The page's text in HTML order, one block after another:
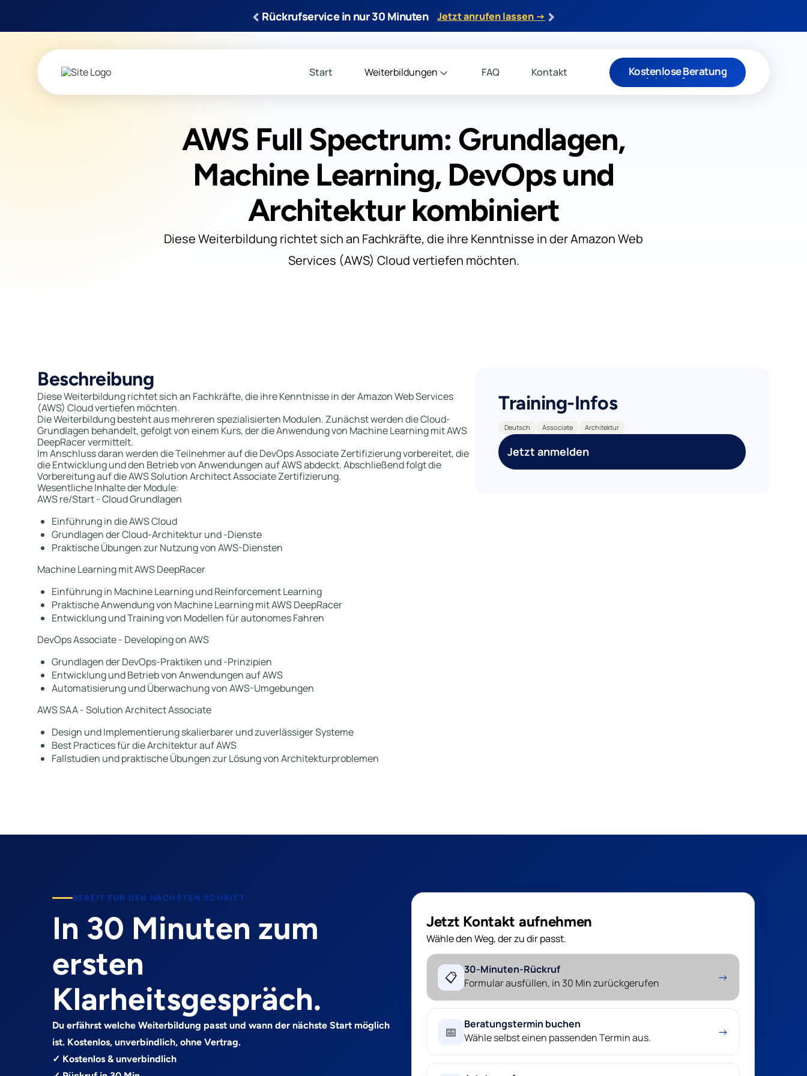
‹ Rückrufservice in nur 30 Minuten Jetzt anrufen lassen →›
Start Weiterbildungen FAQ Kontakt Kostenlose Beratung
Jetzt anfragen
AWS Full Spectrum: Grundlagen,
Machine Learning, DevOps und
Architektur kombiniert
Diese Weiterbildung richtet sich an Fachkräfte, die ihre Kenntnisse in der Amazon Web
Services (AWS) Cloud vertiefen möchten.
Beschreibung
Diese Weiterbildung richtet sich an Fachkräfte, die ihre Kenntnisse in der Amazon Web Services
(AWS) Cloud vertiefen möchten.
Die Weiterbildung besteht aus mehreren spezialisierten Modulen. Zunächst werden die Cloud-
Grundlagen behandelt, gefolgt von einem Kurs, der die Anwendung von Machine Learning mit AWS
DeepRacer vermittelt.
Im Anschluss daran werden die Teilnehmer auf die DevOps Associate Zertifizierung vorbereitet, die
die Entwicklung und den Betrieb von Anwendungen auf AWS abdeckt. Abschließend folgt die
Vorbereitung auf die AWS Solution Architect Associate Zertifizierung.
Wesentliche Inhalte der Module:
AWS re/Start - Cloud Grundlagen
Einführung in die AWS Cloud
Grundlagen der Cloud-Architektur und -Dienste
Praktische Übungen zur Nutzung von AWS-Diensten
Machine Learning mit AWS DeepRacer
Einführung in Machine Learning und Reinforcement Learning
Praktische Anwendung von Machine Learning mit AWS DeepRacer
Entwicklung und Training von Modellen für autonomes Fahren
DevOps Associate - Developing on AWS
Grundlagen der DevOps-Praktiken und -Prinzipien
Entwicklung und Betrieb von Anwendungen auf AWS
Automatisierung und Überwachung von AWS-Umgebungen
AWS SAA - Solution Architect Associate
Design und Implementierung skalierbarer und zuverlässiger Systeme
Best Practices für die Architektur auf AWS
Fallstudien und praktische Übungen zur Lösung von Architekturproblemen
Training-Infos
Deutsch Associate Architektur
Jetzt anmelden
BEREIT FUR DEN NACHSTEN SCHRITT
In 30 Minuten zum
ersten
Klarheitsgespräch.
Du erfährst welche Weiterbildung passt und wann der nächste Start möglich
ist. Kostenlos, unverbindlich, ohne Vertrag.
✓ Kostenlos & unverbindlich
Jetzt Kontakt aufnehmen
Wähle den Weg, der zu dir passt.
📋 30-Minuten-Rückruf
Formular ausfüllen, in 30 Min zurückgerufen
→
📅
Beratungstermin buchen
Wähle selbst einen passenden Termin aus.
→